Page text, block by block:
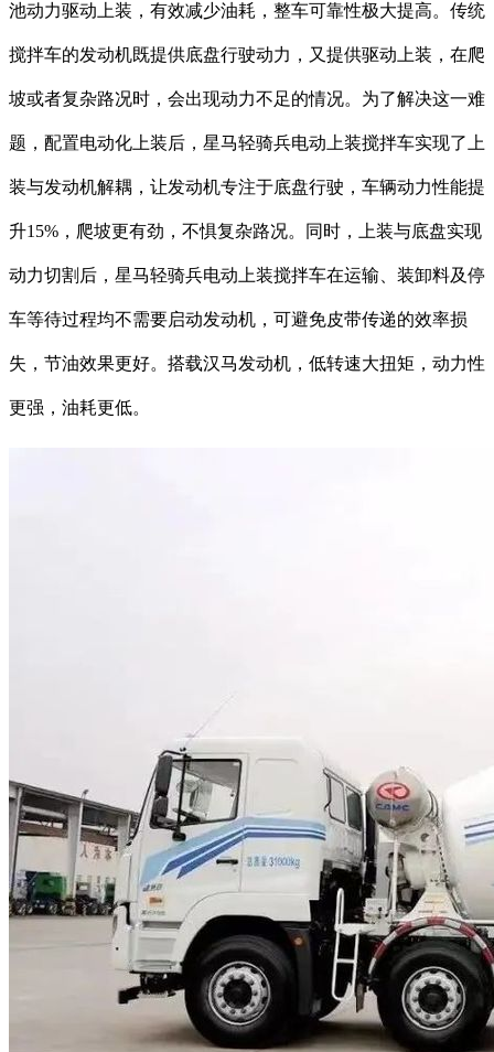
池动力驱动上装，有效减少油耗，整车可靠性极大提高。传统
搅拌车的发动机既提供底盘行驶动力，又提供驱动上装，在爬
坡或者复杂路况时，会出现动力不足的情况。为了解决这一难
题，配置电动化上装后，星马轻骑兵电动上装搅拌车实现了上
装与发动机解耦，让发动机专注于底盘行驶，车辆动力性能提
升15%，爬坡更有劲，不惧复杂路况。同时，上装与底盘实现
动力切割后，星马轻骑兵电动上装搅拌车在运输、装卸料及停
车等待过程均不需要启动发动机，可避免皮带传递的效率损
失，节油效果更好。搭载汉马发动机，低转速大扭矩，动力性
更强，油耗更低。